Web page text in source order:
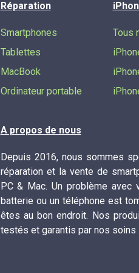
A propos de nous
Depuis 2016, nous sommes
réparation et la vente de
PC & Mac. Un problème avec
batterie ou un téléphone est
êtes au bon endroit. Nos
testés et garantis par nos soins .
Réparation
Smartphones
Tablettes
MacBook
Ordinateur portable
Tous